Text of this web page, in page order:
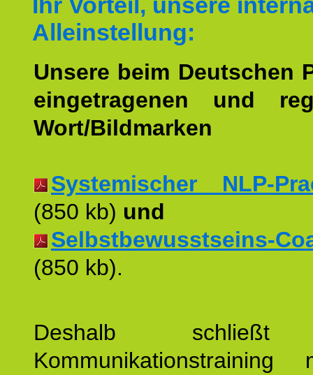
Alleinstellung:
Unsere beim Deutschen
eingetragenen und
Wort/Bildmarken
Systemischer NLP-
(850 kb) und
Selbstbewusstseins-
(850 kb).
Deshalb schließt